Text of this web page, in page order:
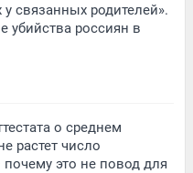
связанных родителей».
убийства россиян в
о среднем
растет число
это не повод для